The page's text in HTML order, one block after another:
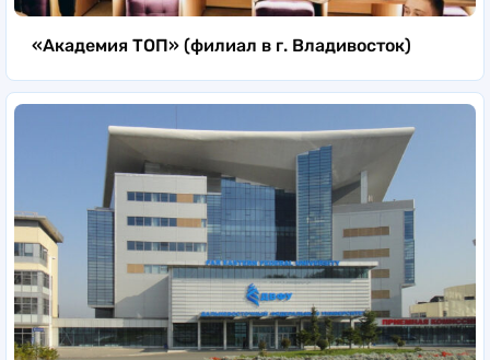
«Академия ТОП» (филиал в г. Владивосток)